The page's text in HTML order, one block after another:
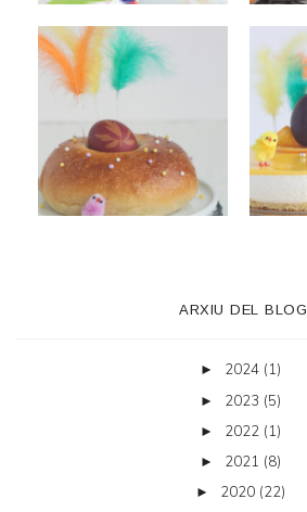
ARXIU DEL BLOG
► 2024 (1)
► 2023 (5)
► 2022 (1)
► 2021 (8)
► 2020 (22)